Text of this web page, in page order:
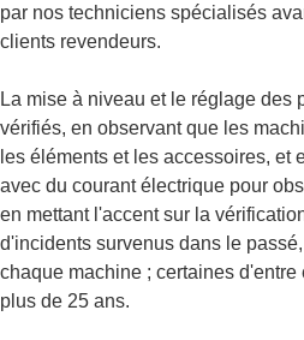
par nos techniciens spécialisés
clients revendeurs.
La mise à niveau et le réglage des
vérifiés, en observant que les
les éléments et les accessoires, et
avec du courant électrique pour
en mettant l'accent sur la
d'incidents survenus dans le
chaque machine ; certaines
plus de 25 ans.